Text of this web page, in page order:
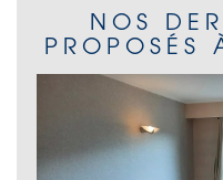
NOS
PROPOSÉS